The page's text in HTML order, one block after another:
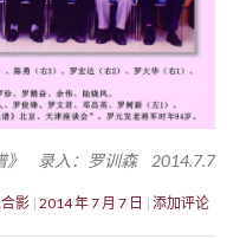
》 录入：罗训森 2014.7.7
影 2014 年 7 月 7 日 添加评论